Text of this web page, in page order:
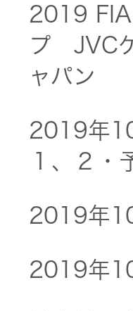
2019 FIA
プ JVC
ャパン
2019年
１、２・
2019年
2019年